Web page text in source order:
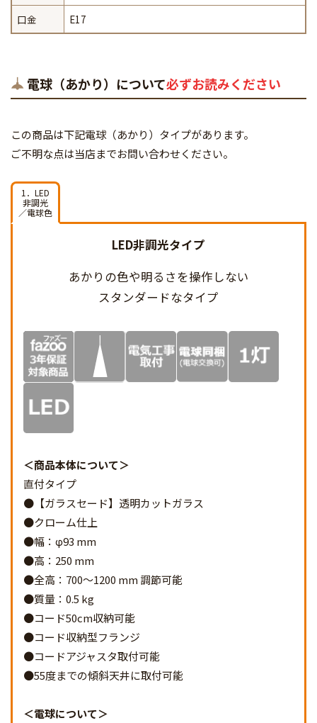
口金
E17
電球（あかり）について必ずお読みください
この商品は下記電球（あかり）タイプがあります。
ご不明な点は当店までお問い合わせください。
1．LED
非調光
／電球色
LED非調光タイプ
あかりの色や明るさを操作しない
スタンダードなタイプ
商品本体について
直付タイプ
●【ガラスセード】透明カットガラス
●クローム仕上
●幅：φ93 mm
●高：250 mm
●全高：700～1200 mm 調節可能
●質量：0.5 kg
●コード50cm収納可能
●コード収納型フランジ
●コードアジャスタ取付可能
●55度までの傾斜天井に取付可能
電球について